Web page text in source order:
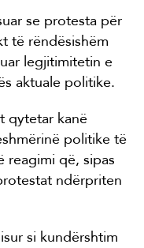
se protesta për
të rëndësishëm
legjitimitetin e
aktuale politike.
qytetar kanë
politike të
reagimi që, sipas
ndërpriten
si kundërshtim